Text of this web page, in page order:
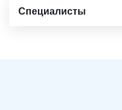
Специалисты